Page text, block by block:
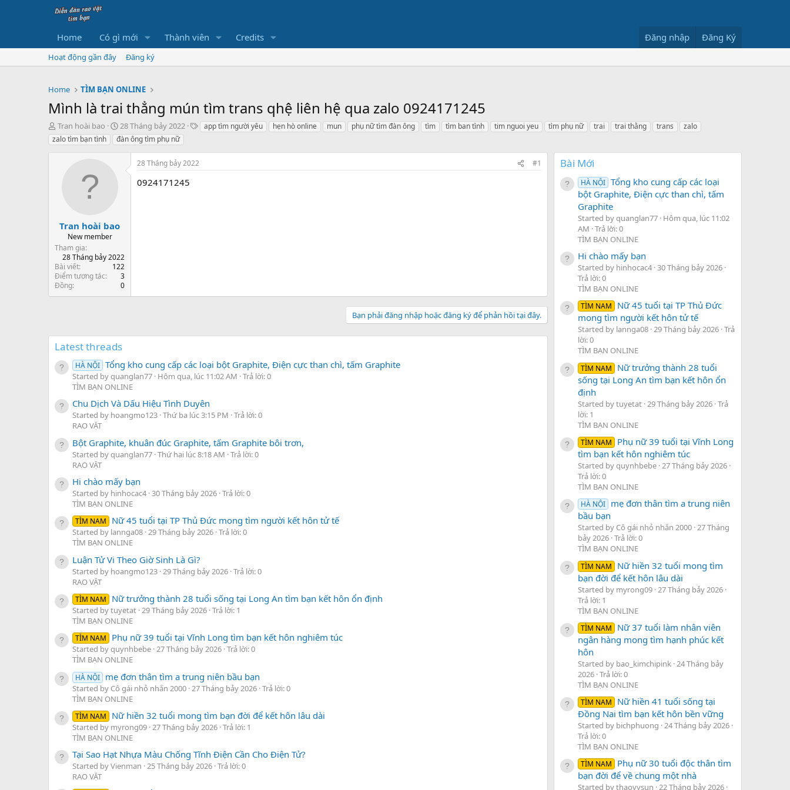
Home Có gì mới Thành viên Credits Đăng nhập Đăng Ký
Hoạt động gần đây Đăng ký
Home TÌM BẠN ONLINE
Mình là trai thẳng mún tìm trans qhệ liên hệ qua zalo 0924171245
B
ắ
t
Tran hoài bao
N
g
à
28 Tháng bảy 2022
T app tìm người yêu hẹn hò online mun phụ nữ tìm đàn ông tìm tìm ban tình tim nguoi yeu tìm phụ nữ trai trai thằng trans
zalo
zalo tìm bạn tình
đàn ông tìm phụ nữ
Tran hoài bao
New member
Tham gia
28 Tháng bảy 2022
Bài viết
122
Điểm tương tác
3
Đồng
0
28 Tháng bảy 2022 #1
0924171245
Bạn phải đăng nhập hoặc đăng ký để phản hồi tại đây.
Latest threads
HÀ NỘI Tổng kho cung cấp các loại bột Graphite, Điện cực than chì, tấm Graphite
Started by quanglan77 Hôm qua, lúc 11:02 AM Trả lời: 0
TÌM BẠN ONLINE
Chu Dịch Và Dấu Hiệu Tình Duyên
Started by hoangmo123 Thứ ba lúc 3:15 PM Trả lời: 0
RAO VẶT
Bột Graphite, khuân đúc Graphite, tấm Graphite bôi trơn,
Started by quanglan77 Thứ hai lúc 8:18 AM Trả lời: 0
RAO VẶT
Hi chào mấy bạn
Started by hinhocac4 30 Tháng bảy 2026 Trả lời: 0
TÌM BẠN ONLINE
TÌM NAM Nữ 45 tuổi tại TP Thủ Đức mong tìm người kết hôn tử tế
Started by lannga08 29 Tháng bảy 2026 Trả lời: 0
TÌM BẠN ONLINE
Luận Tử Vi Theo Giờ Sinh Là Gì?
Started by hoangmo123 29 Tháng bảy 2026 Trả lời: 0
RAO VẶT
TÌM NAM Nữ trưởng thành 28 tuổi sống tại Long An tìm bạn kết hôn ổn định
Started by tuyetat 29 Tháng bảy 2026 Trả lời: 1
TÌM BẠN ONLINE
TÌM NAM Phụ nữ 39 tuổi tại Vĩnh Long tìm bạn kết hôn nghiêm túc
Started by quynhbebe 27 Tháng bảy 2026 Trả lời: 0
TÌM BẠN ONLINE
HÀ NỘI mẹ đơn thân tìm a trung niên bầu bạn
Started by Cô gái nhỏ nhắn 2000 27 Tháng bảy 2026 Trả lời: 0
TÌM BẠN ONLINE
TÌM NAM Nữ hiền 32 tuổi mong tìm bạn đời để kết hôn lâu dài
Started by myrong09 27 Tháng bảy 2026 Trả lời: 1
TÌM BẠN ONLINE
Tại Sao Hạt Nhựa Màu Chống Tĩnh Điện Cần Cho Điện Tử?
Started by Vienman 25 Tháng bảy 2026 Trả lời: 0
RAO VẶT
Bài Mới
HÀ NỘI Tổng kho cung cấp các loại
bột Graphite, Điện cực than chì, tấm
Graphite
Started by quanglan77 Hôm qua, lúc 11:02
AM Trả lời: 0
TÌM BẠN ONLINE
Hi chào mấy bạn
Started by hinhocac4 30 Tháng bảy 2026
Trả lời: 0
TÌM BẠN ONLINE
TÌM NAM
Nữ 45 tuổi tại TP Thủ Đức
mong tìm người kết hôn tử tế
Started by lannga08 29 Tháng bảy 2026 Trả
lời: 0
TÌM BẠN ONLINE
TÌM NAM
Nữ trưởng thành 28 tuổi
sống tại Long An tìm bạn kết hôn ổn
định
Started by tuyetat 29 Tháng bảy 2026 Trả
lời: 1
TÌM BẠN ONLINE
TÌM NAM
Phụ nữ 39 tuổi tại Vĩnh Long
tìm bạn kết hôn nghiêm túc
Started by quynhbebe 27 Tháng bảy 2026
Trả lời: 0
TÌM BẠN ONLINE
HÀ NỘI mẹ đơn thân tìm a trung niên
bầu bạn
Started by Cô gái nhỏ nhắn 2000 27 Tháng
bảy 2026 Trả lời: 0
TÌM BẠN ONLINE
TÌM NAM
Nữ hiền 32 tuổi mong tìm
bạn đời để kết hôn lâu dài
Started by myrong09 27 Tháng bảy 2026
Trả lời: 1
TÌM BẠN ONLINE
TÌM NAM
Nữ 37 tuổi làm nhân viên
ngân hàng mong tìm hạnh phúc kết
hôn
Started by bao_kimchipink 24 Tháng bảy
2026 Trả lời: 0
TÌM BẠN ONLINE
TÌM NAM
Nữ hiền 41 tuổi sống tại
Đồng Nai tìm bạn kết hôn bền vững
Started by bichphuong 24 Tháng bảy 2026
Trả lời: 0
TÌM BẠN ONLINE
TÌM NAM
Phụ nữ 30 tuổi độc thân tìm
bạn đời để về chung một nhà
Started by thaovysun 22 Tháng bảy 2026